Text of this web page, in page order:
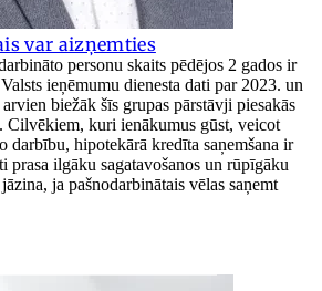
var aizņemties
personu skaits pēdējos 2 gados ir
ieņēmumu dienesta dati par 2023. un
biežāk šīs grupas pārstāvji piesakās
Cilvēkiem, kuri ienākumus gūst, veicot
darbību, hipotekārā kredīta saņemšana ir
prasa ilgāku sagatavošanos un rūpīgāku
ja pašnodarbinātais vēlas saņemt